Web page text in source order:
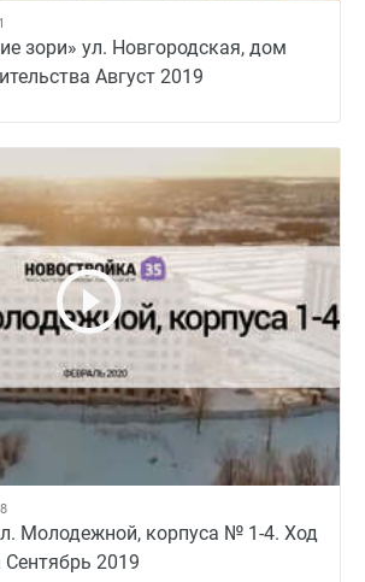
зори» ул. Новгородская, дом
Август 2019
Молодежной, корпуса № 1-4. Ход
Сентябрь 2019